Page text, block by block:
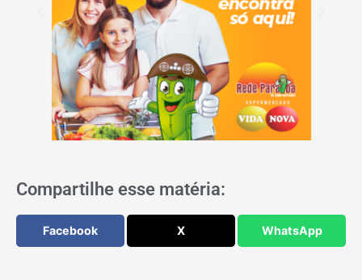
Compartilhe esse matéria:
Facebook X WhatsApp